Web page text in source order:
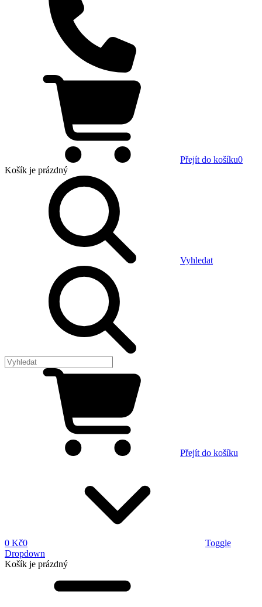
Přejít do košíku0
Košík je prázdný
Vyhledat
Přejít do košíku
0 Kč0
Toggle
Dropdown
Košík je prázdný